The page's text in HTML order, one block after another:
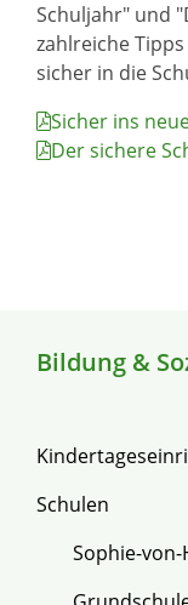
Bildung &
Schulen
Sophie-
Schuljahr" und
zahlreiche
sicher in die
Sicher ins
Der sichere